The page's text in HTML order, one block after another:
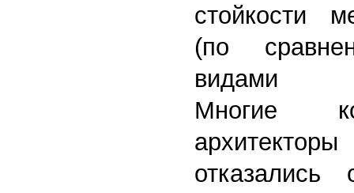
стойкости
(по
видами
Многие
отказались